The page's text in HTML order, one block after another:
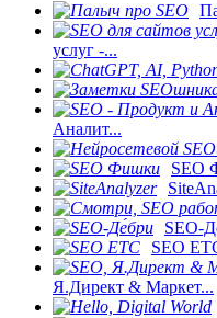
услуг -...
Аналит...
SEO
SEO-
SEO
Я.Директ & Маркет...